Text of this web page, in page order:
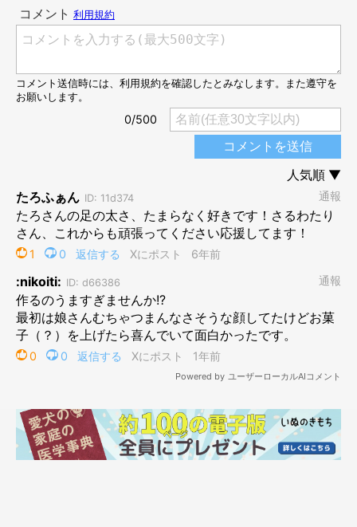
娘も気に入らない指人形…